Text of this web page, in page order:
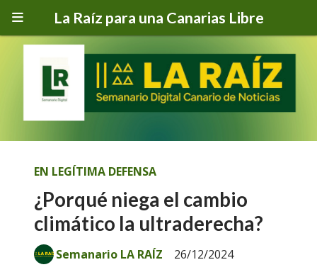
La Raíz para una Canarias Libre
¿Porqué niega el cambio
climático la ultraderecha?
EN LEGÍTIMA DEFENSA
26/12/2024
Semanario LA RAÍZ